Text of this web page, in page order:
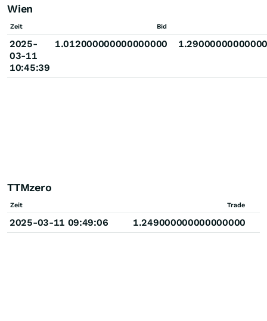
Wien
Zeit Bid
2025-
03-11
10:45:39
1.012000000000000000
TTMzero
Zeit Trade
2025-03-11 09:49:06 1.249000000000000000